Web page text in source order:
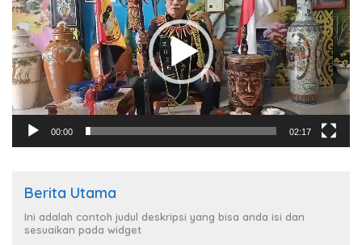
00:00 02:17
Berita Utama
Ini adalah contoh judul deskripsi yang bisa anda isi dan
sesuaikan pada widget